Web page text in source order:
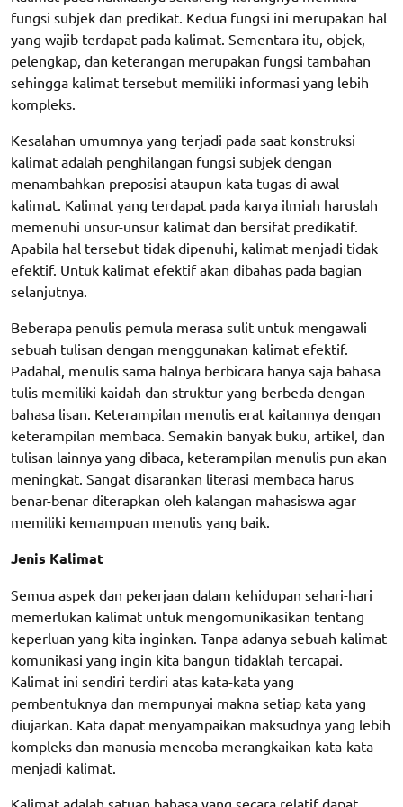
fungsi subjek dan predikat. Kedua fungsi ini merupakan hal
yang wajib terdapat pada kalimat. Sementara itu, objek,
pelengkap, dan keterangan merupakan fungsi tambahan
sehingga kalimat tersebut memiliki informasi yang lebih
kompleks.
Kesalahan umumnya yang terjadi pada saat konstruksi
kalimat adalah penghilangan fungsi subjek dengan
menambahkan preposisi ataupun kata tugas di awal
kalimat. Kalimat yang terdapat pada karya ilmiah haruslah
memenuhi unsur-unsur kalimat dan bersifat predikatif.
Apabila hal tersebut tidak dipenuhi, kalimat menjadi tidak
efektif. Untuk kalimat efektif akan dibahas pada bagian
selanjutnya.
Beberapa penulis pemula merasa sulit untuk mengawali
sebuah tulisan dengan menggunakan kalimat efektif.
Padahal, menulis sama halnya berbicara hanya saja bahasa
tulis memiliki kaidah dan struktur yang berbeda dengan
bahasa lisan. Keterampilan menulis erat kaitannya dengan
keterampilan membaca. Semakin banyak buku, artikel, dan
tulisan lainnya yang dibaca, keterampilan menulis pun akan
meningkat. Sangat disarankan literasi membaca harus
benar-benar diterapkan oleh kalangan mahasiswa agar
memiliki kemampuan menulis yang baik.
Jenis Kalimat
Semua aspek dan pekerjaan dalam kehidupan sehari-hari
memerlukan kalimat untuk mengomunikasikan tentang
keperluan yang kita inginkan. Tanpa adanya sebuah kalimat
komunikasi yang ingin kita bangun tidaklah tercapai.
Kalimat ini sendiri terdiri atas kata-kata yang
pembentuknya dan mempunyai makna setiap kata yang
diujarkan. Kata dapat menyampaikan maksudnya yang lebih
kompleks dan manusia mencoba merangkaikan kata-kata
menjadi kalimat.
Kalimat adalah satuan bahasa yang secara relatif dapat